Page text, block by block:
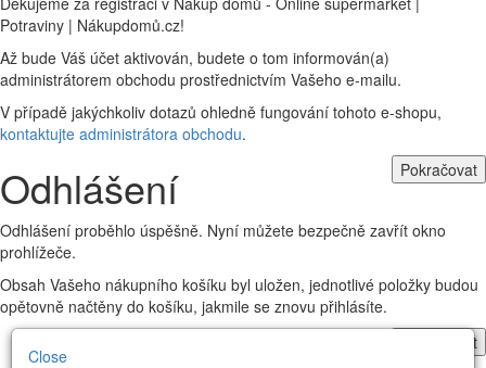
Potraviny | Nákupdomů.cz!
Až bude Váš účet aktivován, budete o tom informován(a)
administrátorem obchodu prostřednictvím Vašeho e-mailu.
V případě jakýchkoliv dotazů ohledně fungování tohoto e-shopu,
kontaktujte administrátora obchodu.
Pokračovat
Odhlášení
Odhlášení proběhlo úspěšně. Nyní můžete bezpečně zavřít okno
prohlížeče.
Obsah Vašeho nákupního košíku byl uložen, jednotlivé položky budou
opětovně načtěny do košíku, jakmile se znovu přihlásíte.
Pokračovat
Close